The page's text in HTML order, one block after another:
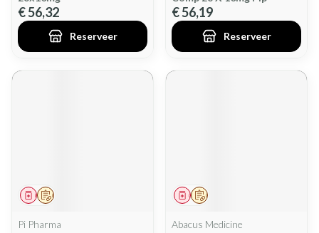
€ 56,32
Reserveer
€ 56,19
Reserveer
Op voorschrift
Geneesmiddel
Pi Pharma
Op voorschrift
Geneesmiddel
Abacus Medicine